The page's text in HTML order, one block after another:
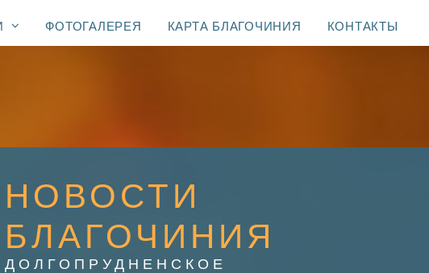
ФОТОГАЛЕРЕЯ КАРТА БЛАГОЧИНИЯ КОНТАКТЫ
НОВОСТИ
БЛАГОЧИНИЯ
ДОЛГОПРУДНЕНСКОЕ